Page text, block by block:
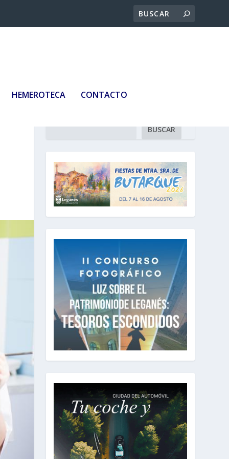
HEMEROTECA CONTACTO
BUSCAR